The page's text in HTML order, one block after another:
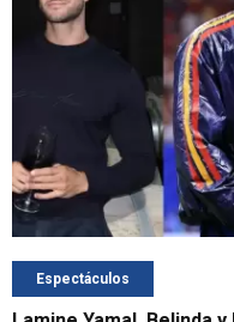
Espectáculos